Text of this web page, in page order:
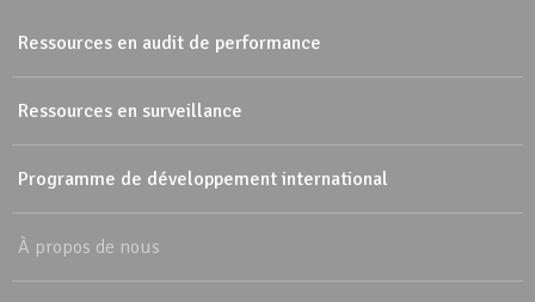
Ressources en audit de performance
Ressources en surveillance
Programme de développement international
À propos de nous